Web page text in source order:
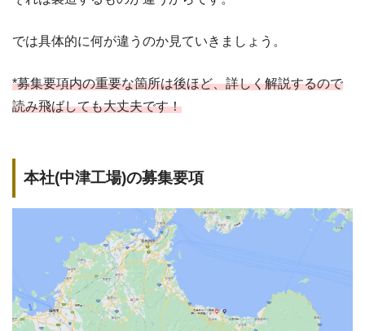
では具体的に何が違うのか見ていきましょう。
*募集要項内の重要な箇所は後ほど、詳しく解説するので
読み飛ばしても大丈夫です！
本社(中津工場)の募集要項